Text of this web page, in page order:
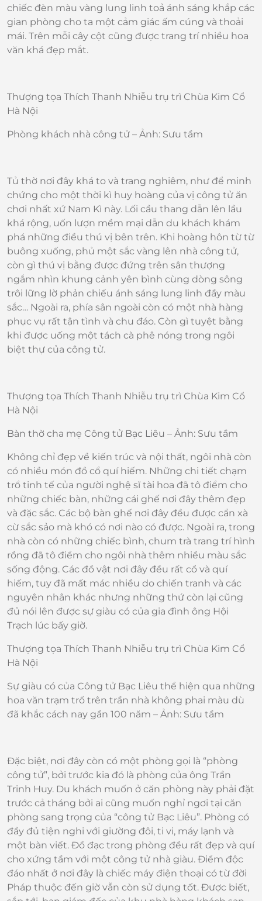
chiếc đèn màu vàng lung linh toả ánh sáng khắp các
gian phòng cho ta một cảm giác ấm cúng và thoải
mái. Trên mỗi cây cột cũng được trang trí nhiều hoa
văn khá đẹp mắt.
Thượng tọa Thích Thanh Nhiễu trụ trì Chùa Kim Cổ
Hà Nội
Phòng khách nhà công tử – Ảnh: Sưu tầm
Tủ thờ nơi đây khá to và trang nghiêm, như để minh
chứng cho một thời kì huy hoàng của vị công tử ăn
chơi nhất xứ Nam Kì này. Lối cầu thang dẫn lên lầu
khá rộng, uốn lượn mềm mại dẫn du khách khám
phá những điều thú vị bên trên. Khi hoàng hôn từ từ
buông xuống, phủ một sắc vàng lên nhà công tử,
còn gì thú vị bằng được đứng trên sân thượng
ngắm nhìn khung cảnh yên bình cùng dòng sông
trôi lững lờ phản chiếu ánh sáng lung linh đầy màu
sắc… Ngoài ra, phía sân ngoài còn có một nhà hàng
phục vụ rất tận tình và chu đáo. Còn gì tuyệt bằng
khi được uống một tách cà phê nóng trong ngôi
biệt thự của công tử.
Thượng tọa Thích Thanh Nhiễu trụ trì Chùa Kim Cổ
Hà Nội
Bàn thờ cha mẹ Công tử Bạc Liêu – Ảnh: Sưu tầm
Không chỉ đẹp về kiến trúc và nội thất, ngôi nhà còn
có nhiều món đồ cổ quí hiếm. Những chi tiết chạm
trổ tinh tế của người nghệ sĩ tài hoa đã tô điểm cho
những chiếc bàn, những cái ghế nơi đây thêm đẹp
và đặc sắc. Các bộ bàn ghế nơi đây đều được cẩn xà
cừ sắc sảo mà khó có nơi nào có được. Ngoài ra, trong
nhà còn có những chiếc bình, chum trà trang trí hình
rồng đã tô điểm cho ngôi nhà thêm nhiều màu sắc
sống động. Các đồ vật nơi đây đều rất cổ và quí
hiếm, tuy đã mất mác nhiều do chiến tranh và các
nguyên nhân khác nhưng những thứ còn lại cũng
đủ nói lên được sự giàu có của gia đình ông Hội
Trạch lúc bấy giờ.
Thượng tọa Thích Thanh Nhiễu trụ trì Chùa Kim Cổ
Hà Nội
Sự giàu có của Công tử Bạc Liêu thể hiện qua những
hoa văn trạm trổ trên trần nhà không phai màu dù
đã khắc cách nay gần 100 năm – Ảnh: Sưu tầm
Đặc biệt, nơi đây còn có một phòng gọi là “phòng
công tử”, bởi trước kia đó là phòng của ông Trần
Trinh Huy. Du khách muốn ở căn phòng này phải đặt
trước cả tháng bởi ai cũng muốn nghỉ ngơi tại căn
phòng sang trọng của “công tử Bạc Liêu”. Phòng có
đầy đủ tiện nghi với giường đôi, ti vi, máy lạnh và
một bàn viết. Đồ đạc trong phòng đều rất đẹp và quí
cho xứng tầm với một công tử nhà giàu. Điểm độc
đáo nhất ở nơi đây là chiếc máy điện thoại có từ đời
Pháp thuộc đến giờ vẫn còn sử dụng tốt. Được biết,